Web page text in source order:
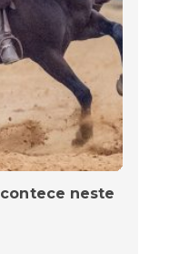
neste